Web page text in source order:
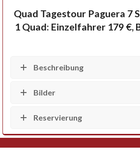
Quad Tagestour Paguera 7
1 Quad: Einzelfahrer 179 €,
Beschreibung
Bilder
Reservierung